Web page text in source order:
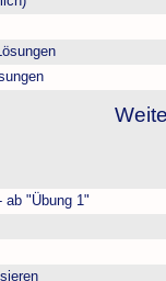
ab "Übung 1"